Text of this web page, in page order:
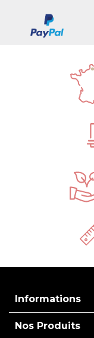
Informations
Nos Produits